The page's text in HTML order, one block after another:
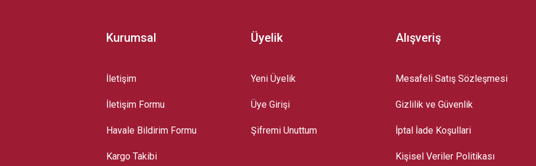
Gönder
Kurumsal
İletişim
İletişim Formu
Havale Bildirim Formu
Kargo Takibi
Üyelik
Yeni Üyelik
Üye Girişi
Şifremi Unuttum
Alışveriş
Mesafeli Satış Sözleşmesi
Gizlilik ve Güvenlik
İptal İade Koşullari
Kişisel Veriler Politikası